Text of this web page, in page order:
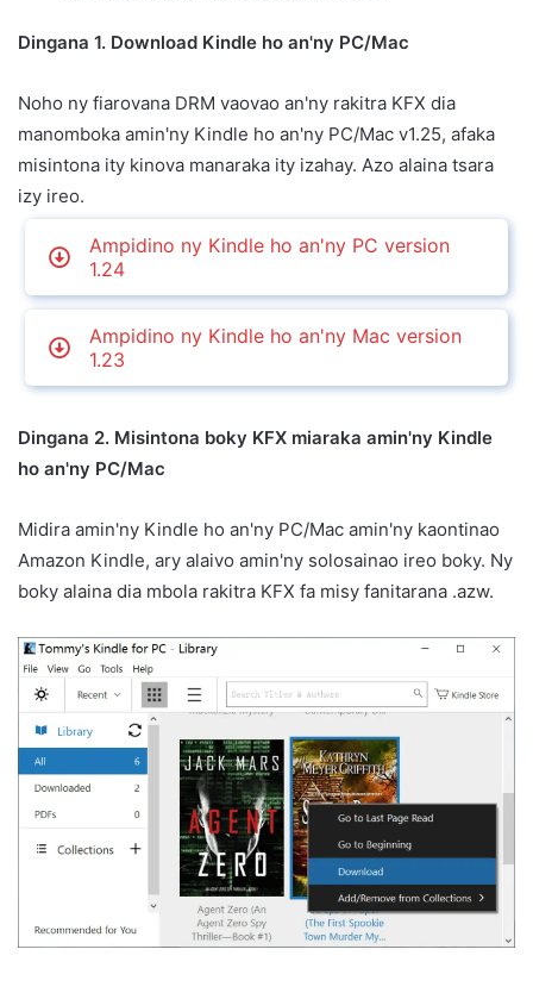
Dingana 1. Download Kindle ho an'ny PC/Mac
Noho ny fiarovana DRM vaovao an'ny rakitra KFX dia
manomboka amin'ny Kindle ho an'ny PC/Mac v1.25, afaka
misintona ity kinova manaraka ity izahay. Azo alaina tsara
izy ireo.
Ampidino ny Kindle ho an'ny PC version
1.24
Ampidino ny Kindle ho an'ny Mac version
1.23
Dingana 2. Misintona boky KFX miaraka amin'ny Kindle
ho an'ny PC/Mac
Midira amin'ny Kindle ho an'ny PC/Mac amin'ny kaontinao
Amazon Kindle, ary alaivo amin'ny solosainao ireo boky. Ny
boky alaina dia mbola rakitra KFX fa misy fanitarana .azw.